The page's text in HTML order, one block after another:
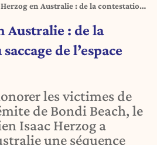
Herzog en Australie : de la contestation
Australie : de la
de l’espace
les victimes de
de Bondi Beach, le
Isaac Herzog a
une séquence